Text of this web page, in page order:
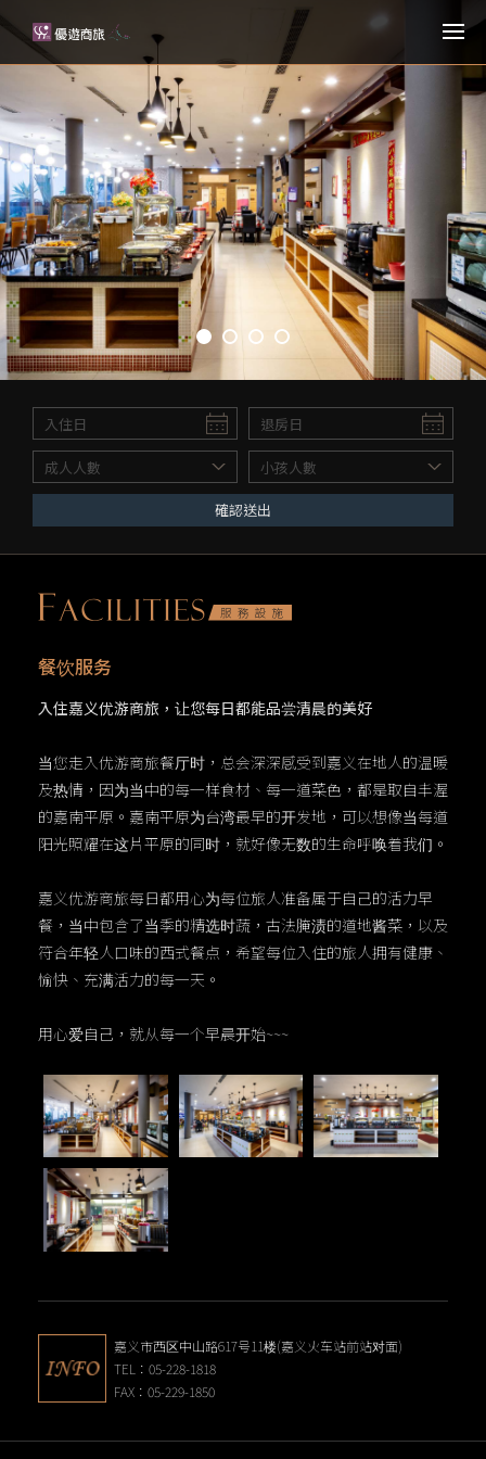
確認送出
餐饮服务
入住嘉义优游商旅，让您每日都能品尝清晨的美好
当您走入优游商旅餐厅时，总会深深感受到嘉义在地人的温暖
及热情，因为当中的每一样食材、每一道菜色，都是取自丰渥
的嘉南平原。嘉南平原为台湾最早的开发地，可以想像当每道
阳光照耀在这片平原的同时，就好像无数的生命呼唤着我们。
嘉义优游商旅每日都用心为每位旅人准备属于自己的活力早
餐，当中包含了当季的精选时蔬，古法腌渍的道地酱菜，以及
符合年轻人口味的西式餐点，希望每位入住的旅人拥有健康、
愉快、充满活力的每一天。
用心爱自己，就从每一个早晨开始~~~
嘉义市西区中山路617号11楼(嘉义火车站前站对面)
TEL：05-228-1818
FAX：05-229-1850